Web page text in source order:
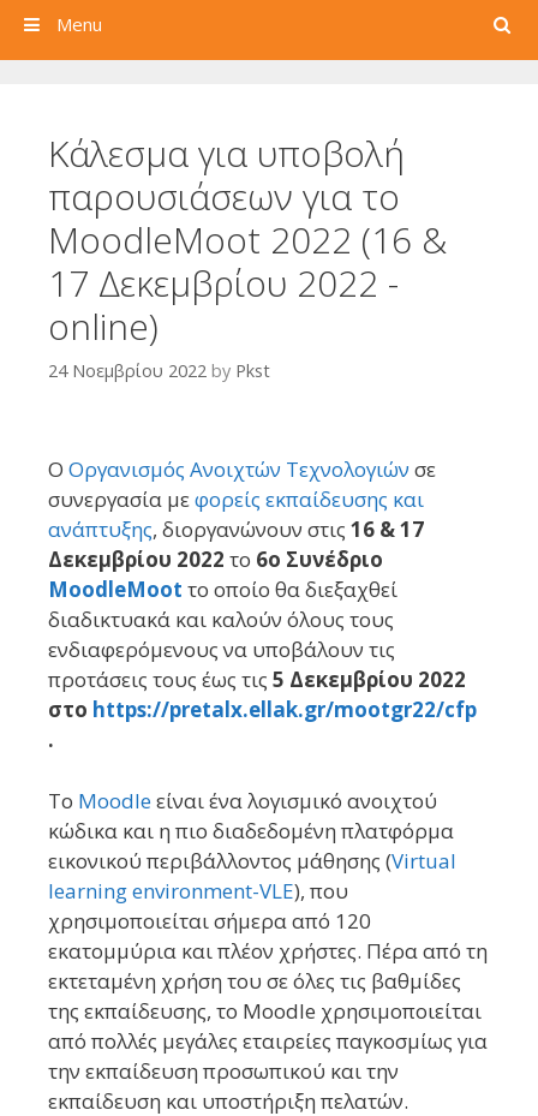
Search
Menu
Κάλεσμα για υποβολή
παρουσιάσεων για το
MoodleMoot 2022 (16 &
17 Δεκεμβρίου 2022 -
online)
24 Νοεμβρίου 2022 by Pkst
Ο Οργανισμός Ανοιχτών Τεχνολογιών σε
συνεργασία μεφορείς εκπαίδευσης και
ανάπτυξης, διοργανώνουν στις 16 & 17
Δεκεμβρίου 2022 το 6ο Συνέδριο
MoodleMoot το οποίο θα διεξαχθεί
διαδικτυακά και καλούν όλους τους
ενδιαφερόμενους να υποβάλουν τις
προτάσεις τους έως τις 5 Δεκεμβρίου 2022
στο https://pretalx.ellak.gr/mootgr22/cfp
.
Το Moodleείναι ένα λογισμικό ανοιχτού
κώδικα και η πιο διαδεδομένη πλατφόρμα
εικονικού περιβάλλοντος μάθησης (Virtual
learning environment-VLE), που
χρησιμοποιείται σήμερα από 120
εκατομμύρια και πλέον χρήστες. Πέρα από τη
εκτεταμένη χρήση του σε όλες τις βαθμίδες
της εκπαίδευσης, το Moodle χρησιμοποιείται
από πολλές μεγάλες εταιρείες παγκοσμίως για
την εκπαίδευση προσωπικού και την
εκπαίδευση και υποστήριξη πελατών.